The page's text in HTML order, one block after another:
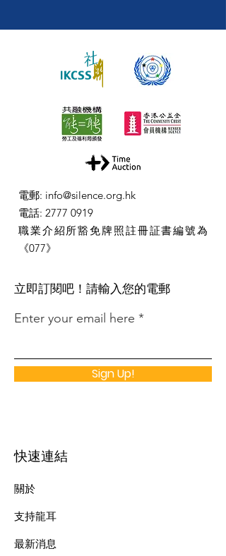
電郵: info@silence.org.hk
電話: 2777 0919
職業介紹所豁免牌照註冊証書編號為
《077》
​立即訂閱吧！請輸入您的電郵
Enter your email here
Sign Up!
快速連結
關於
支持龍耳
最新消息